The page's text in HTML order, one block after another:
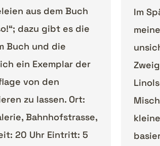
aus dem Buch
dazu gibt es die
Buch und die
ein Exemplar der
von den
zu lassen. Ort:
Bahnhofstrasse,
20 Uhr Eintritt: 5
Im